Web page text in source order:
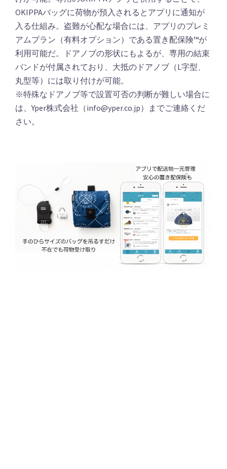
OKIPPAバッグに荷物が預入されるとアプリに通知が
入る仕組み。盗難が心配な場合には、アプリのプレミ
アムプラン（有料オプション）である置き配保険™️が
利用可能だ。ドアノブの形状にもよるが、専用の結束
バンドが付属されており、大抵のドアノブ（L字型、
丸型等）には取り付けが可能。
※特殊なドアノブ等で設置可否の判断が難しい場合に
は、Yper株式会社（info@yper.co.jp）までご連絡くだ
さい。